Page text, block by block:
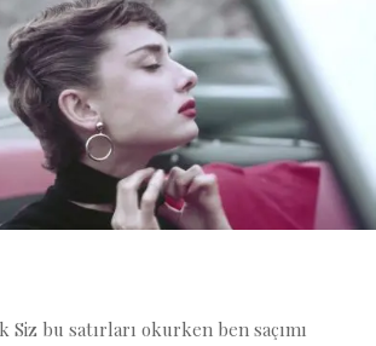
Siz bu satırları okurken ben saçımı